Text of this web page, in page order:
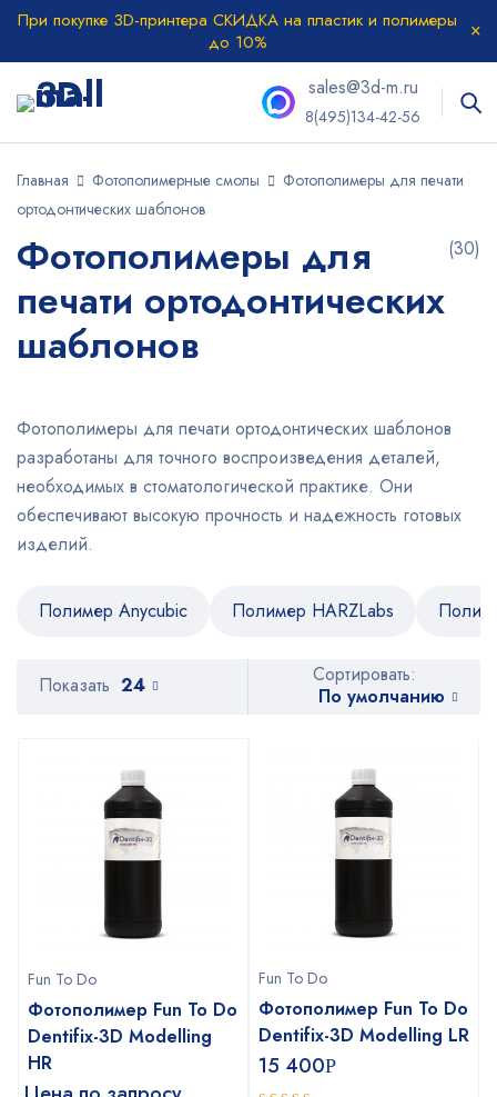
При покупке 3D-принтера СКИДКА на пластик и полимеры
до 10%
sales@3d-m.ru
8(495)134-42-56
Главная Фотополимерные смолы
Фотополимеры для печати
ортодонтических шаблонов
Фотополимеры для
печати ортодонтических
шаблонов
(30)
Фотополимеры для печати ортодонтических шаблонов
разработаны для точного воспроизведения деталей,
необходимых в стоматологической практике. Они
обеспечивают высокую прочность и надежность готовых
изделий.
Полимер Anycubic Полимер HARZLabs
Сортировать:
По умолчанию
Показать 24
Fun To Do
Фотополимер Fun To Do
Dentifix-3D Modelling
HR
Fun To Do
Фотополимер Fun To Do
Dentifix-3D Modelling LR
15 400Р